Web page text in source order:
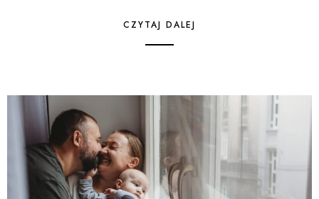
CZYTAJ DALEJ